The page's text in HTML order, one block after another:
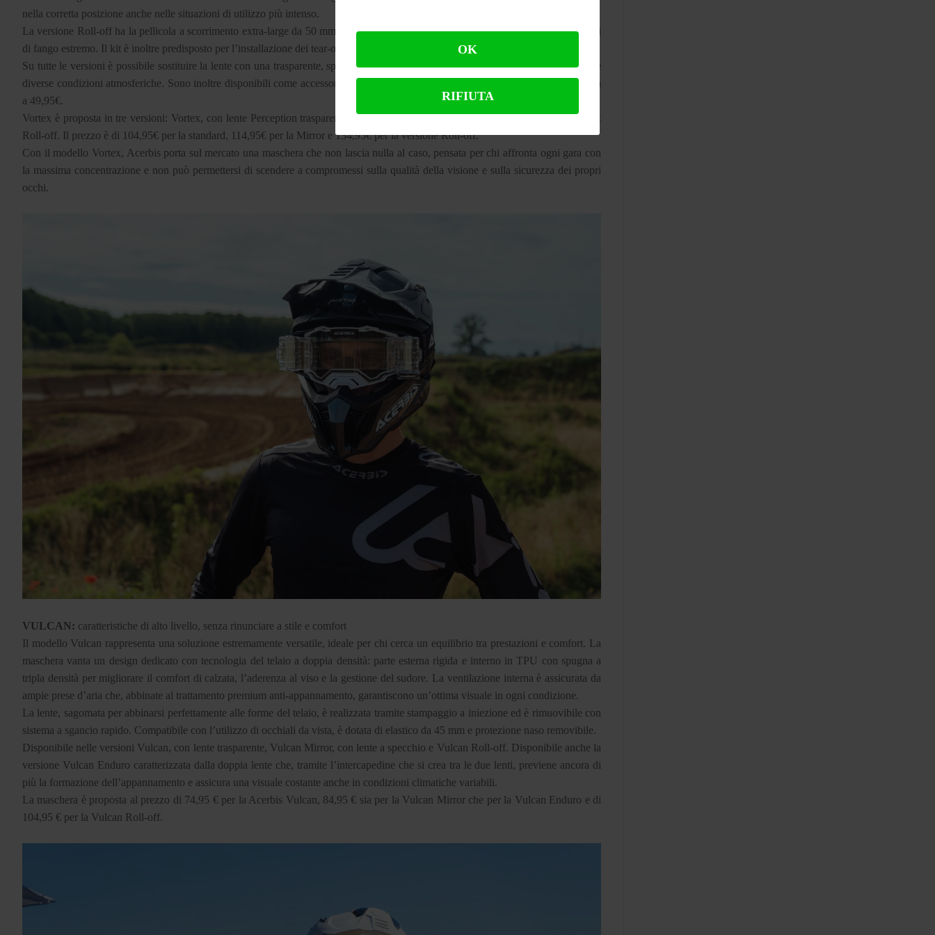
nella corretta posizione anche nelle situazioni di utilizzo più intenso.
La versione Roll-off ha la pellicola a scorrimento extra-large da 50 mm che permette di avere un’ottima visuale anche in condizioni
di fango estremo. Il kit è inoltre predisposto per l’installazione dei tear-off sopra il kit roll-off per le prime fasi di gara.
Su tutte le versioni è possibile sostituire la lente con una trasparente, specchiata e Roll-off, potendo quindi adattare la maschera alle
diverse condizioni atmosferiche. Sono inoltre disponibili come accessori la doppia lente “Enduro” a 29,95€ e la lente fotocromatica
a 49,95€.
Vortex è proposta in tre versioni: Vortex, con lente Perception trasparente, Vortex Mirror, con lente Perception a specchio e Vortex
Roll-off. Il prezzo è di 104,95€ per la standard, 114,95€ per la Mirror e 134,95€ per la versione Roll-off.
Con il modello Vortex, Acerbis porta sul mercato una maschera che non lascia nulla al caso, pensata per chi affronta ogni gara con
la massima concentrazione e non può permettersi di scendere a compromessi sulla qualità della visione e sulla sicurezza dei propri
occhi.
VULCAN: caratteristiche di alto livello, senza rinunciare a stile e comfort
Il modello Vulcan rappresenta una soluzione estremamente versatile, ideale per chi cerca un equilibrio tra prestazioni e comfort. La
maschera vanta un design dedicato con tecnologia del telaio a doppia densità: parte esterna rigida e interno in TPU con spugna a
tripla densità per migliorare il comfort di calzata, l’aderenza al viso e la gestione del sudore. La ventilazione interna è assicurata da
ampie prese d’aria che, abbinate al trattamento premium anti-appannamento, garantiscono un’ottima visuale in ogni condizione.
La lente, sagomata per abbinarsi perfettamente alle forme del telaio, è realizzata tramite stampaggio a iniezione ed è rimuovibile con
sistema a sgancio rapido. Compatibile con l’utilizzo di occhiali da vista, è dotata di elastico da 45 mm e protezione naso removibile.
Disponibile nelle versioni Vulcan, con lente trasparente, Vulcan Mirror, con lente a specchio e Vulcan Roll-off. Disponibile anche la
versione Vulcan Enduro caratterizzata dalla doppia lente che, tramite l’intercapedine che si crea tra le due lenti, previene ancora di
più la formazione dell’appannamento e assicura una visuale costante anche in condizioni climatiche variabili.
La maschera è proposta al prezzo di 74,95 € per la Acerbis Vulcan, 84,95 € sia per la Vulcan Mirror che per la Vulcan Enduro e di
104,95 € per la Vulcan Roll-off.
OK
RIFIUTA